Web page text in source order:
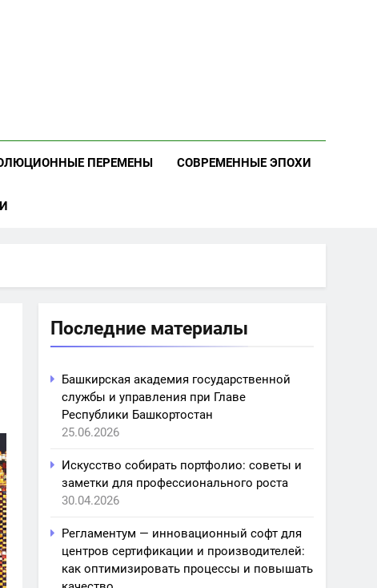
ПЕРЕМЕНЫ СОВРЕМЕННЫЕ ЭПОХИ
Последние материалы
Башкирская академия государственной
службы и управления при Главе
Республики Башкортостан
25.06.2026
Искусство собирать портфолио: советы и
заметки для профессионального роста
30.04.2026
Регламентум — инновационный софт для
центров сертификации и производителей:
как оптимизировать процессы и повышать